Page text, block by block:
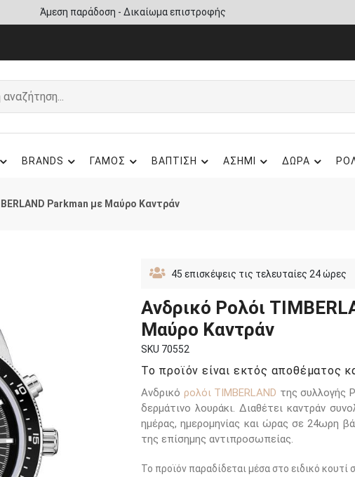
Άμεση παράδοση - Δικαίωμα επιστροφής
BRANDS ΓΑΜΟΣ ΒΑΠΤΙΣΗ ΑΣΗΜΙ ΔΩΡΑ
Parkman με Μαύρο Καντράν
45 επισκέψεις τις τελευταίες 24 ώρες
Ανδρικό Ρολόι
Μαύρο Καντράν
SKU 70552
Το προϊόν είναι εκτός αποθέματος
Ανδρικό ρολόι TIMBERLAND της συλλογής
δερμάτινο λουράκι. Διαθέτει καντράν
ημέρας, ημερομηνίας και ώρας σε 24ωρη
της επίσημης αντιπροσωπείας.
Το προϊόν παραδίδεται μέσα στο ειδικό κουτί